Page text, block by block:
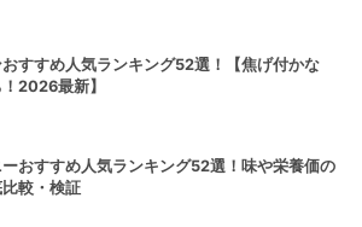
すすめ人気ランキング52選！【焦げ付かな
2026最新】
おすすめ人気ランキング52選！味や栄養価の
較・検証